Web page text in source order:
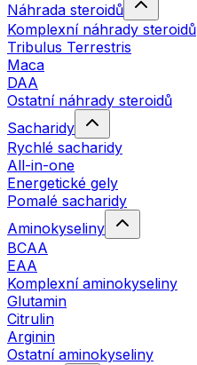
Náhrada steroidů
Komplexní náhrady steroidů
Tribulus Terrestris
Maca
DAA
Ostatní náhrady steroidů
Sacharidy
Rychlé sacharidy
All-in-one
Energetické gely
Pomalé sacharidy
Aminokyseliny
BCAA
EAA
Komplexní aminokyseliny
Glutamin
Citrulin
Arginin
Ostatní aminokyseliny